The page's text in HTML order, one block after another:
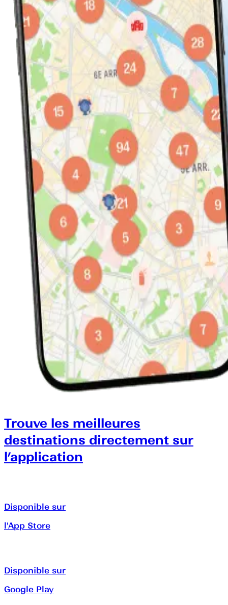
Trouve les meilleures
destinations directement sur
l’application
Disponible sur
l'App Store
Disponible sur
Google Play